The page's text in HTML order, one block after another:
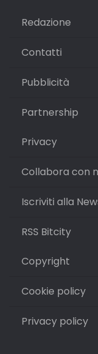
Redazione
Contatti
Pubblicità
Partnership
Privacy
Collabora con
Iscriviti alla
RSS Bitcity
Copyright
Cookie policy
Privacy policy